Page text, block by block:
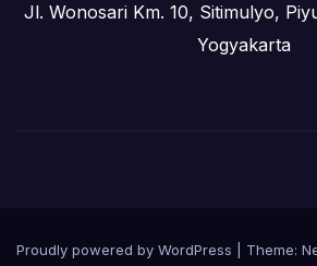
Jl. Wonosari Km. 10, Sitimulyo,
Yogyakarta
Proudly powered by WordPress Theme: